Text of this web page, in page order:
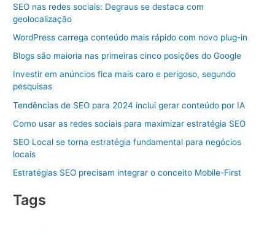
SEO nas redes sociais: Degraus se destaca com
geolocalização
WordPress carrega conteúdo mais rápido com novo plug-in
Blogs são maioria nas primeiras cinco posições do Google
Investir em anúncios fica mais caro e perigoso, segundo
pesquisas
Tendências de SEO para 2024 inclui gerar conteúdo por IA
Como usar as redes sociais para maximizar estratégia SEO
SEO Local se torna estratégia fundamental para negócios
locais
Estratégias SEO precisam integrar o conceito Mobile-First
Tags